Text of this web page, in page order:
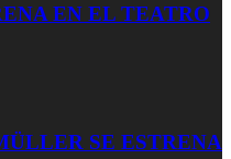
EN EL TEATRO
SE ESTRENA